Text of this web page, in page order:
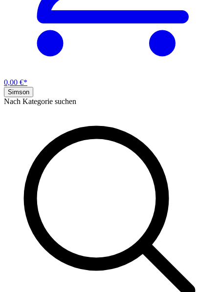
0,00 €*
Simson
Nach Kategorie suchen